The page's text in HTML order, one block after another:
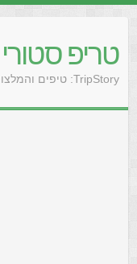
טריפ סטורי
TripStory: טיפים והמלצות על טיסות וטיולים בעולם